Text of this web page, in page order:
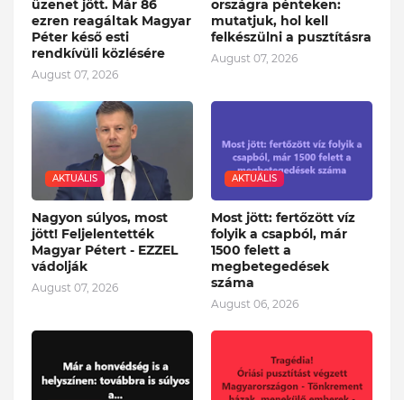
üzenet jött. Már 86
ezren reagáltak Magyar
Péter késő esti
rendkívüli közlésére
August 07, 2026
országra pénteken:
mutatjuk, hol kell
felkészülni a pusztításra
August 07, 2026
AKTUÁLIS
Nagyon súlyos, most
jött! Feljelentették
Magyar Pétert - EZZEL
vádolják
August 07, 2026
AKTUÁLIS
Most jött: fertőzött víz
folyik a csapból, már
1500 felett a
megbetegedések
száma
August 06, 2026